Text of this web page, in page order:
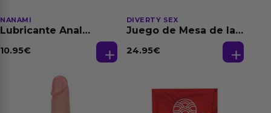
NANAMI
Lubricante Anal
Dilatación Base Agua
10.95€
DIVERTY SEX
Juego de Mesa de las
24.95€